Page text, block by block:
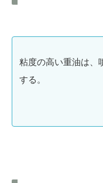
粘度の高い重油は、
する。